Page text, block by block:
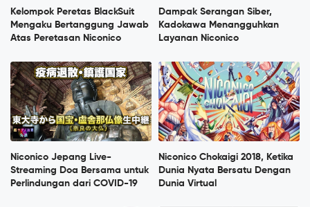
Kelompok Peretas BlackSuit
Mengaku Bertanggung Jawab
Atas Peretasan Niconico
Dampak Serangan Siber,
Kadokawa Menangguhkan
Layanan Niconico
Niconico Jepang Live-
Streaming Doa Bersama untuk
Perlindungan dari COVID-19
Niconico Chokaigi 2018, Ketika
Dunia Nyata Bersatu Dengan
Dunia Virtual